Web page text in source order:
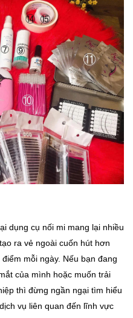
dụng cụ nối mi mang lại nhiều
ra vẻ ngoài cuốn hút hơn
mỗi ngày. Nếu bạn đang
của mình hoặc muốn trải
thì đừng ngần ngại tìm hiểu
vụ liên quan đến lĩnh vực